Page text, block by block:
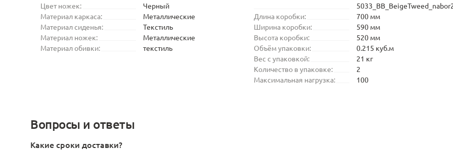
Цвет ножек:
Черный
Материал каркаса:
Металлические
Материал сиденья:
Текстиль
Материал ножек:
Металлические
Материал обивки:
текстиль
Длина коробки:
700 мм
Ширина коробки:
590 мм
Высота коробки:
520 мм
Объём упаковки:
0.215 куб.м
Вес с упаковкой:
21 кг
Количество в упаковке:
2
Максимальная нагрузка:
100
Вопросы и ответы
Какие сроки доставки?